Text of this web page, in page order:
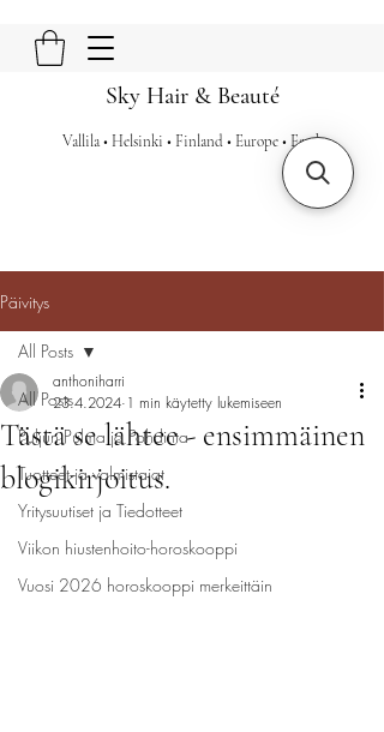
Sky Hair & Beauté
Vallila • Helsinki • Finland • Europe • Earth
Päivitys
All Posts
Puljun Pulma ja Pohdinta
Tuotteet ja valmistajat
Yritysuutiset ja Tiedotteet
Viikon hiustenhoito-horoskooppi
Vuosi 2026 horoskooppi merkeittäin
All Posts
Tästä se lähtee - ensimmäinen
blogikirjoitus.
anthoniharri
23.4.2024 1 min käytetty lukemiseen